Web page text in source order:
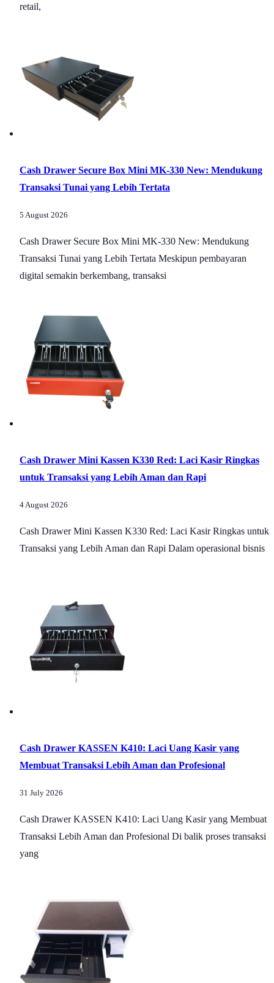
retail,
Cash Drawer Secure Box Mini MK-330 New: Mendukung
Transaksi Tunai yang Lebih Tertata
5 August 2026
Cash Drawer Secure Box Mini MK-330 New: Mendukung
Transaksi Tunai yang Lebih Tertata Meskipun pembayaran
digital semakin berkembang, transaksi
Cash Drawer Mini Kassen K330 Red: Laci Kasir Ringkas
untuk Transaksi yang Lebih Aman dan Rapi
4 August 2026
Cash Drawer Mini Kassen K330 Red: Laci Kasir Ringkas untuk
Transaksi yang Lebih Aman dan Rapi Dalam operasional bisnis
Cash Drawer KASSEN K410: Laci Uang Kasir yang
Membuat Transaksi Lebih Aman dan Profesional
31 July 2026
Cash Drawer KASSEN K410: Laci Uang Kasir yang Membuat
Transaksi Lebih Aman dan Profesional Di balik proses transaksi
yang